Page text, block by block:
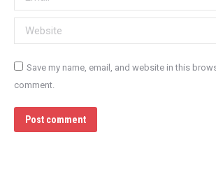
Website
Save my name, email, and website in this
comment.
Post comment